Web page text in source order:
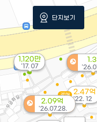
2.47억
'22. 12
경매
2.09억
'26.07.28.
1,120만
'17. 07
단지보기